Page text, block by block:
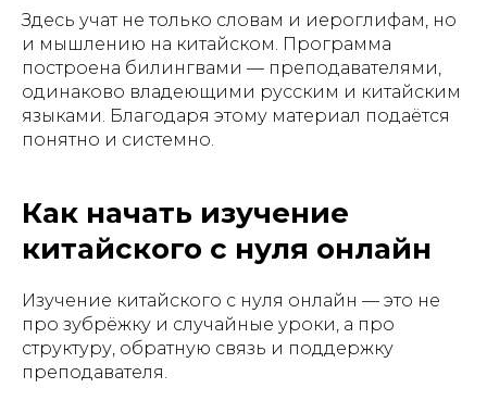
Здесь учат не только словам и иероглифам, но
и мышлению на китайском. Программа
построена билингвами — преподавателями,
одинаково владеющими русским и китайским
языками. Благодаря этому материал подаётся
понятно и системно.
Как начать изучение
китайского с нуля онлайн
Изучение китайского с нуля онлайн — это не
про зубрёжку и случайные уроки, а про
структуру, обратную связь и поддержку
преподавателя.